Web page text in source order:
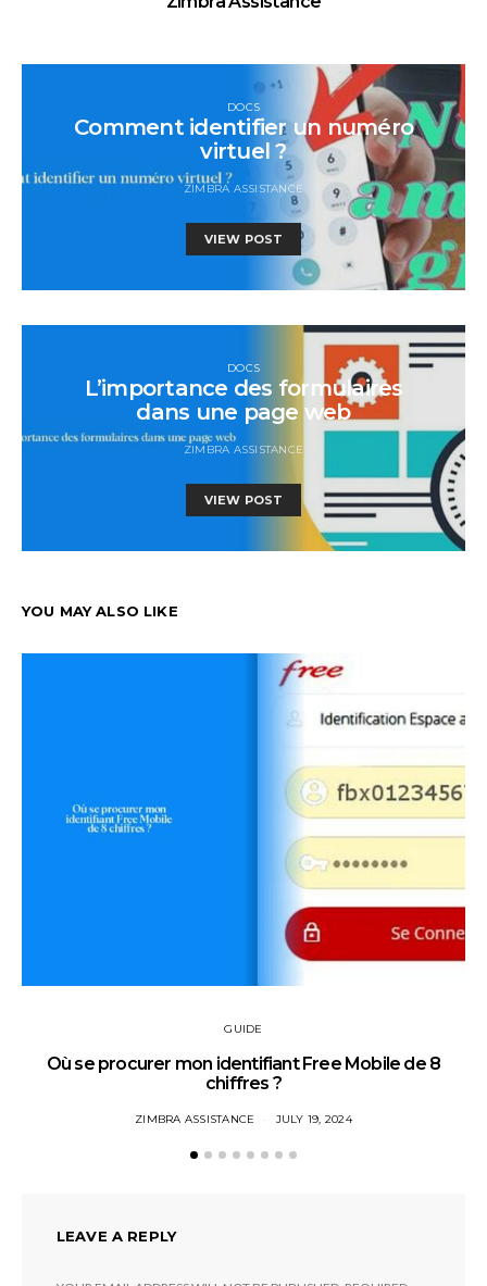
DOCS
Comment identifier un numéro
virtuel ?
ZIMBRA ASSISTANCE
VIEW POST
DOCS
L’importance des formulaires
dans une page web
ZIMBRA ASSISTANCE
VIEW POST
YOU MAY ALSO LIKE
GUIDE
Où se procurer mon identifiant Free Mobile de 8
chiffres ?
ZIMBRA ASSISTANCE JULY 19, 2024
LEAVE A REPLY